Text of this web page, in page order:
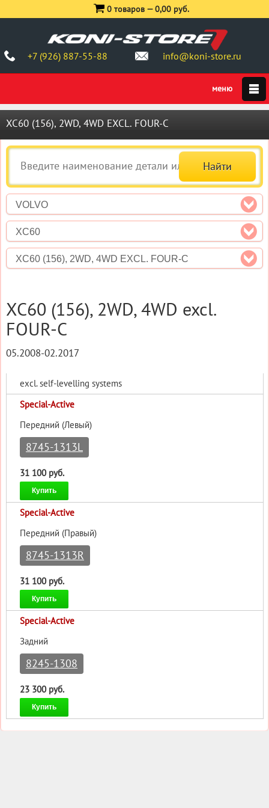
+7 (926) 887-55-88 info@koni-store.ru
0 товаров —0,00 руб.
XC60 (156), 2WD, 4WD EXCL. FOUR-C
VOLVO
XC60
XC60 (156), 2WD, 4WD EXCL. FOUR-C
XC60 (156), 2WD, 4WD excl.
FOUR-C
05.2008-02.2017
excl. self-levelling systems
Special-Active
Передний (Левый)
8745-1313L
31 100 руб.
Купить
Special-Active
Передний (Правый)
8745-1313R
31 100 руб.
Купить
Special-Active
Задний
8245-1308
23 300 руб.
Купить